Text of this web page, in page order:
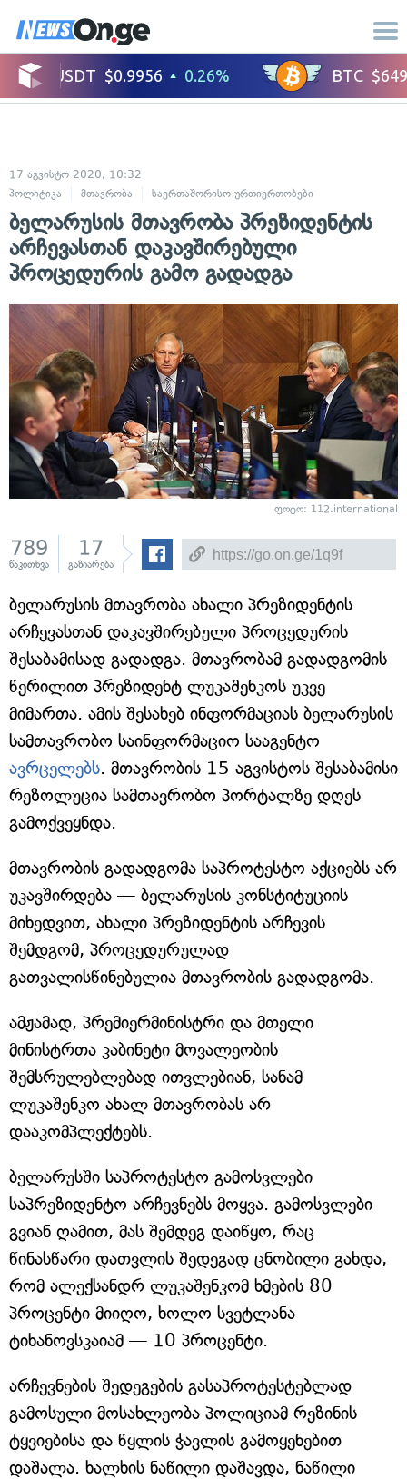
17 აგვისტო 2020, 10:32
პოლიტიკა
მთავრობა საერთაშორისო ურთიერთობები
ბელარუსის მთავრობა პრეზიდენტის
არჩევასთან დაკავშირებული
პროცედურის გამო გადადგა
ფოტო: 112.international
789
წაკითხვა
17
გაზიარება
ბელარუსის მთავრობა ახალი პრეზიდენტის
არჩევასთან დაკავშირებული პროცედურის
შესაბამისად გადადგა. მთავრობამ გადადგომის
წერილით პრეზიდენტ ლუკაშენკოს უკვე
მიმართა. ამის შესახებ ინფორმაციას ბელარუსის
სამთავრობო საინფორმაციო სააგენტო
ავრცელებს. მთავრობის 15 აგვისტოს შესაბამისი
რეზოლუცია სამთავრობო პორტალზე დღეს
გამოქვეყნდა.
მთავრობის გადადგომა საპროტესტო აქციებს არ
უკავშირდება — ბელარუსის კონსტიტუციის
მიხედვით, ახალი პრეზიდენტის არჩევის
შემდგომ, პროცედურულად
გათვალისწინებულია მთავრობის გადადგომა.
ამჟამად, პრემიერმინისტრი და მთელი
მინისტრთა კაბინეტი მოვალეობის
შემსრულებლებად ითვლებიან, სანამ
ლუკაშენკო ახალ მთავრობას არ
დააკომპლექტებს.
ბელარუსში საპროტესტო გამოსვლები
საპრეზიდენტო არჩევნებს მოყვა. გამოსვლები
გვიან ღამით, მას შემდეგ დაიწყო, რაც
წინასწარი დათვლის შედეგად ცნობილი გახდა,
რომ ალექსანდრ ლუკაშენკომ ხმების 80
პროცენტი მიიღო, ხოლო სვეტლანა
ტიხანოვსკაიამ — 10 პროცენტი.
არჩევნების შედეგების გასაპროტესტებლად
გამოსული მოსახლეობა პოლიციამ რეზინის
ტყვიებისა და წყლის ჭავლის გამოყენებით
დაშალა. ხალხის ნაწილი დაშავდა, ნაწილი